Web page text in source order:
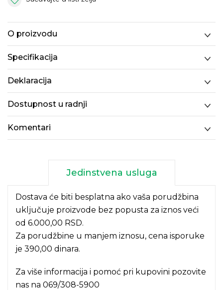
O proizvodu
Specifikacija
Deklaracija
Dostupnost u radnji
Komentari
Jedinstvena usluga
Dostava će biti besplatna ako vaša porudžbina
uključuje proizvode bez popusta za iznos veći
od 6.000,00 RSD.
Za porudžbine u manjem iznosu, cena isporuke
je 390,00 dinara.
Za više informacija i pomoć pri kupovini pozovite
nas na 069/308-5900